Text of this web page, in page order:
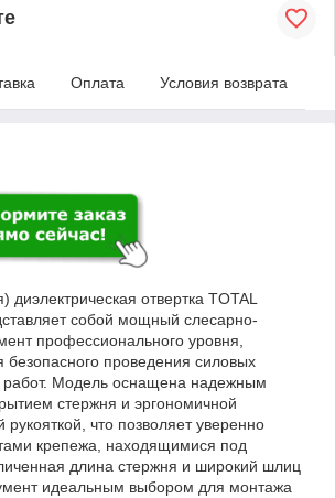
Оплата Условия возврата
диэлектрическая отвертка TOTAL
собой мощный слесарно-
профессионального уровня,
безопасного проведения силовых
работ. Модель оснащена надежным
стержня и эргономичной
рукояткой, что позволяет уверенно
крепежа, находящимися под
длина стержня и широкий шлиц
идеальным выбором для монтажа